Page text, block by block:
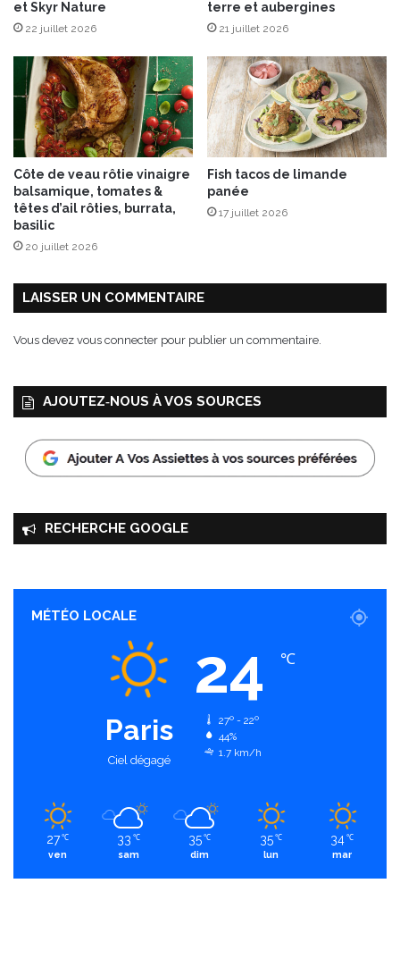
l
a
N
E
”
et Skyr Nature
22 juillet 2026
terre et aubergines
21 juillet 2026
Côte de veau rôtie vinaigre
balsamique, tomates &
têtes d’ail rôties, burrata,
basilic
20 juillet 2026
Fish tacos de limande
panée
17 juillet 2026
LAISSER UN COMMENTAIRE
Vous devez vous connecter pour publier un commentaire.
AJOUTEZ‑NOUS À VOS SOURCES
RECHERCHE GOOGLE
MÉTÉO LOCALE
Paris
Ciel dégagé
24 ℃
27º - 22º
44%
1.7 km/h
27 ℃
ven
33 ℃
sam
35 ℃
dim
35 ℃
lun
34 ℃
mar